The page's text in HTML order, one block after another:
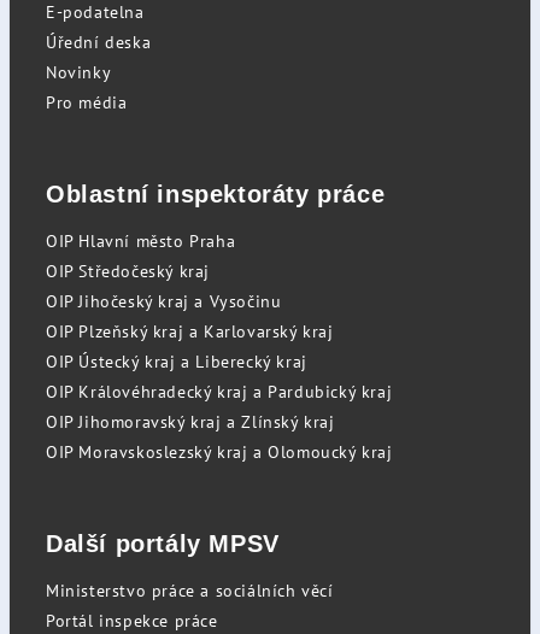
E-podatelna
Úřední deska
Novinky
Pro média
Oblastní inspektoráty práce
OIP Hlavní město Praha
OIP Středočeský kraj
OIP Jihočeský kraj a Vysočinu
OIP Plzeňský kraj a Karlovarský kraj
OIP Ústecký kraj a Liberecký kraj
OIP Královéhradecký kraj a Pardubický kraj
OIP Jihomoravský kraj a Zlínský kraj
OIP Moravskoslezský kraj a Olomoucký kraj
Další portály MPSV
Ministerstvo práce a sociálních věcí
Portál inspekce práce